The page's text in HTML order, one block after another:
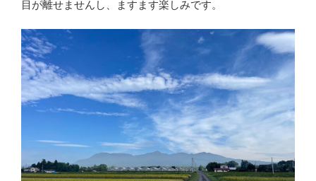
目が離せませんし、ますます楽しみです。